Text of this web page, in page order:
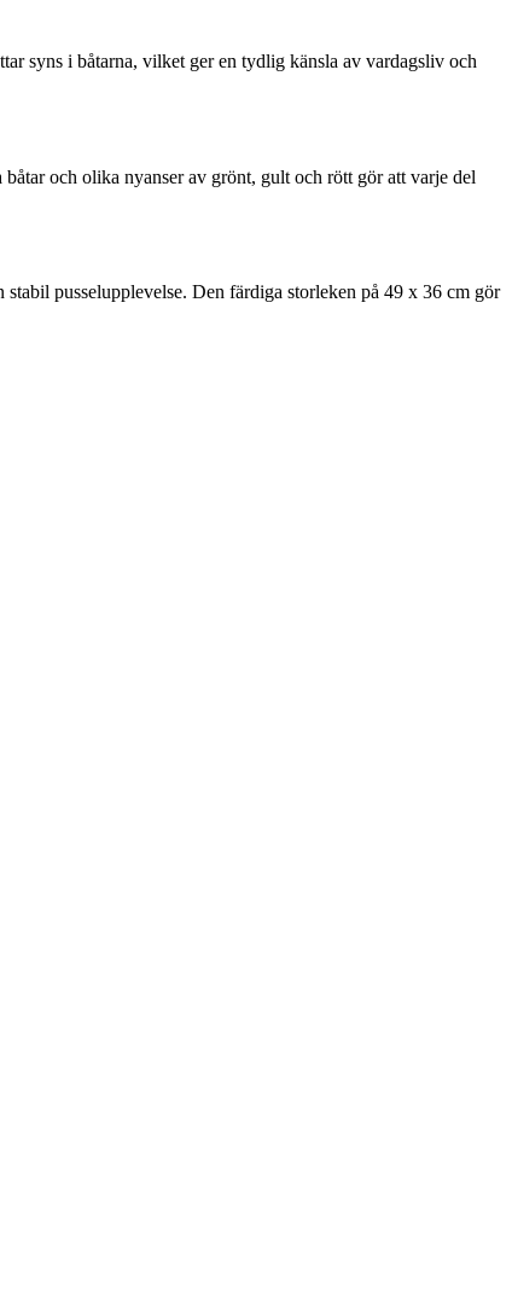
syns i båtarna, vilket ger en tydlig känsla av vardagsliv och
och olika nyanser av grönt, gult och rött gör att varje del
pusselupplevelse. Den färdiga storleken på 49 x 36 cm gör